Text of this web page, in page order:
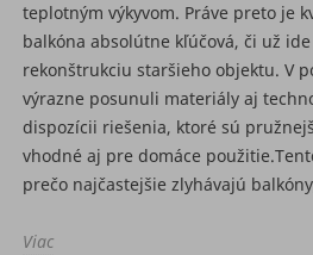
teplotným výkyvom. Práve preto je
balkóna absolútne kľúčová, či už
rekonštrukciu staršieho objektu. V
výrazne posunuli materiály aj
dispozícii riešenia, ktoré sú
vhodné aj pre domáce
prečo najčastejšie zlyhávajú
Viac